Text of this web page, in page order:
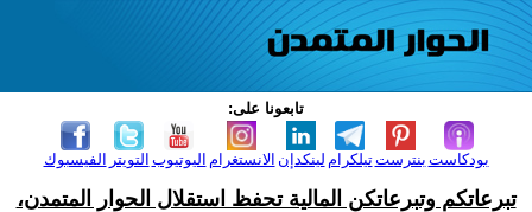
تابعونا على:
الفيسبوك التويتر اليوتيوب الانستغرام لينكدإن تيلكرامبنترست بودكاست
تبرعاتكم وتبرعاتكن المالية تحفظ استقلال الحوار المتمدن،